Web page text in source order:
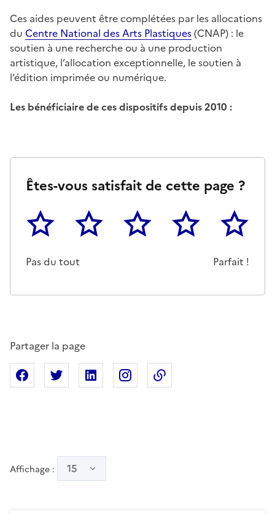
Ces aides peuvent être complétées par les allocations
du Centre National des Arts Plastiques(CNAP) : le
soutien à une recherche ou à une production
artistique, l’allocation exceptionnelle, le soutien à
l’édition imprimée ou numérique.
Les bénéficiaire de ces dispositifs depuis 2010 :
Êtes-vous satisfait de cette page ?
1
Pas du tout
2 3 4 5
Parfait !
Partager la page
Partager sur Facebook
Partager sur XPartager sur Linkedin
Partager sur Instagram
Affichage : 15